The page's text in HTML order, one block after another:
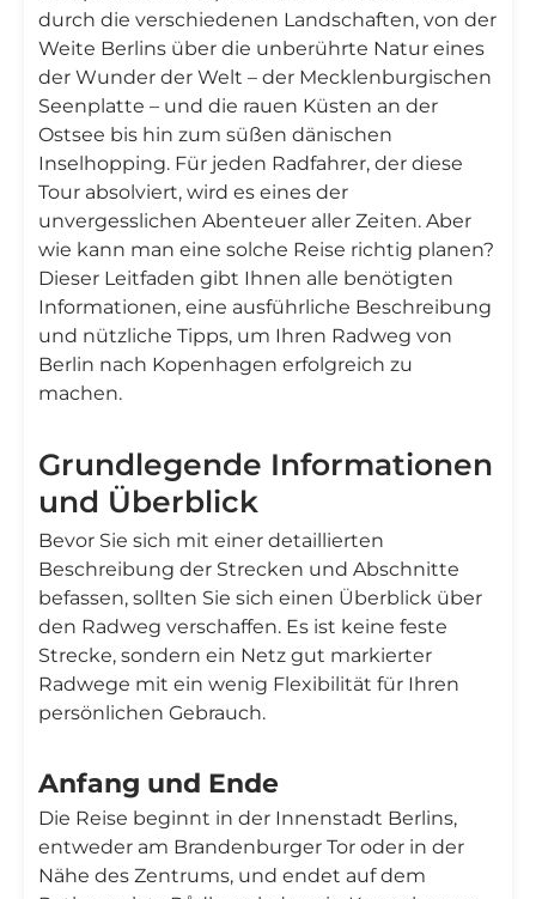
durch die verschiedenen Landschaften, von der
Weite Berlins über die unberührte Natur eines
der Wunder der Welt – der Mecklenburgischen
Seenplatte – und die rauen Küsten an der
Ostsee bis hin zum süßen dänischen
Inselhopping. Für jeden Radfahrer, der diese
Tour absolviert, wird es eines der
unvergesslichen Abenteuer aller Zeiten. Aber
wie kann man eine solche Reise richtig planen?
Dieser Leitfaden gibt Ihnen alle benötigten
Informationen, eine ausführliche Beschreibung
und nützliche Tipps, um Ihren Radweg von
Berlin nach Kopenhagen erfolgreich zu
machen.
Grundlegende Informationen
und Überblick
Bevor Sie sich mit einer detaillierten
Beschreibung der Strecken und Abschnitte
befassen, sollten Sie sich einen Überblick über
den Radweg verschaffen. Es ist keine feste
Strecke, sondern ein Netz gut markierter
Radwege mit ein wenig Flexibilität für Ihren
persönlichen Gebrauch.
Anfang und Ende
Die Reise beginnt in der Innenstadt Berlins,
entweder am Brandenburger Tor oder in der
Nähe des Zentrums, und endet auf dem